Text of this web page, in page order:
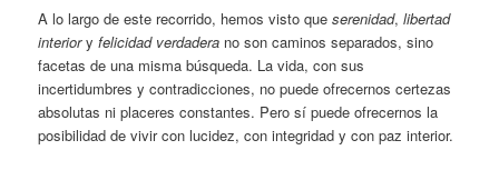
A lo largo de este recorrido, hemos visto queserenidad,libertad
interioryfelicidad verdadera no son caminos separados, sino
facetas de una misma búsqueda. La vida, con sus
incertidumbres y contradicciones, no puede ofrecernos certezas
absolutas ni placeres constantes. Pero sí puede ofrecernos la
posibilidad de vivir con lucidez, con integridad y con paz interior.